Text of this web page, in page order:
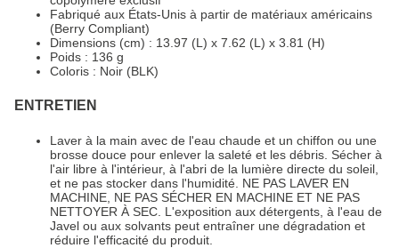
Fabriqué aux États-Unis à partir de matériaux américains
(Berry Compliant)
Dimensions (cm) : 13.97 (L) x 7.62 (L) x 3.81 (H)
Poids : 136 g
Coloris : Noir (BLK)
ENTRETIEN
Laver à la main avec de l'eau chaude et un chiffon ou une
brosse douce pour enlever la saleté et les débris. Sécher à
l'air libre à l'intérieur, à l'abri de la lumière directe du soleil,
et ne pas stocker dans l'humidité. NE PAS LAVER EN
MACHINE, NE PAS SÉCHER EN MACHINE ET NE PAS
NETTOYER À SEC. L'exposition aux détergents, à l'eau de
Javel ou aux solvants peut entraîner une dégradation et
réduire l'efficacité du produit.